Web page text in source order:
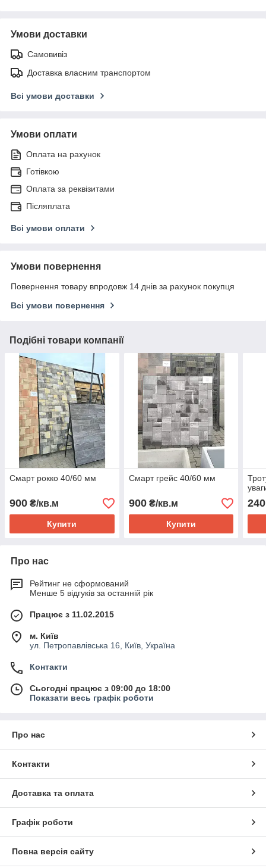
Умови доставки
Самовивіз
Доставка власним транспортом
Всі умови доставки
Умови оплати
Оплата на рахунок
Готівкою
Оплата за реквізитами
Післяплата
Всі умови оплати
Умови повернення
Повернення товару впродовж 14 днів за рахунок покупця
Всі умови повернення
Подібні товари компанії
Смарт рокко 40/60 мм
900 ₴/кв.м
Купити
Смарт грейс 40/60 мм
900₴/кв.м
Купити
240
Про нас
Рейтинг не сформований
Менше 5 відгуків за останній рік
Працює з 11.02.2015
м. Київ
ул. Петропавлівська 16, Київ, Україна
Контакти
Сьогодні працює з 09:00 до 18:00
Показати весь графік роботи
Про нас
Контакти
Доставка та оплата
Графік роботи
Повна версія сайту